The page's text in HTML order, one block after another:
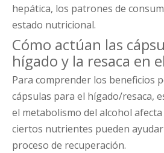
hepática, los patrones de
estado nutricional.
Cómo actúan las
hígado y la resaca en
Para comprender los beneficios
cápsulas para el hígado/resaca,
el metabolismo del alcohol
ciertos nutrientes pueden
proceso de recuperación.